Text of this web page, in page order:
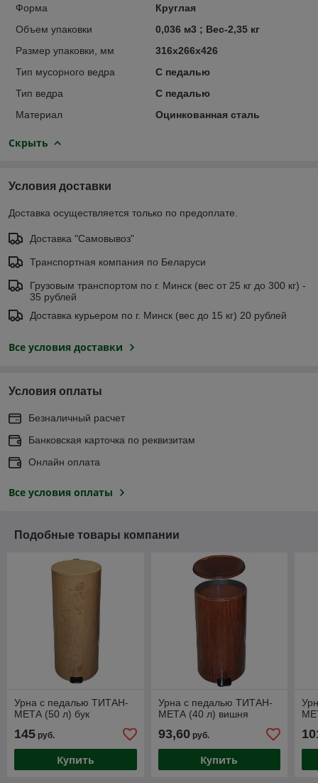
Форма
Круглая
Объем упаковки
0,036 м3 ; Вес-2,35 кг
Размер упаковки, мм
316х266х426
Тип мусорного ведра
С педалью
Тип ведра
C педалью
Материал
Оцинкованная сталь
Скрыть
Условия доставки
Доставка осуществляется только по предоплате.
Доставка "Самовывоз"
Транспортная компания по Беларуси
Грузовым транспортом по г. Минск (вес от 25 кг до 300 кг) -
35 рублей
Доставка курьером по г. Минск (вес до 15 кг) 20 рублей
Все условия доставки
Условия оплаты
Безналичный расчет
Банковская карточка по реквизитам
Онлайн оплата
Все условия оплаты
Подобные товары компании
Урна с педалью ТИТАН-
МЕТА (50 л) бук
145 руб.
Купить
Урна с педалью ТИТАН-
МЕТА (40 л) вишня
93,60руб.
Купить